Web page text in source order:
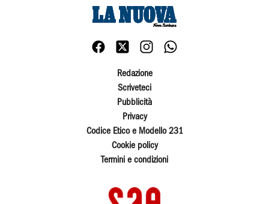
Redazione
Scriveteci
Pubblicità
Privacy
Codice Etico e Modello 231
Cookie policy
Termini e condizioni